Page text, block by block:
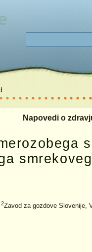
Napovedi o
2Zavod za gozdove Slovenije,